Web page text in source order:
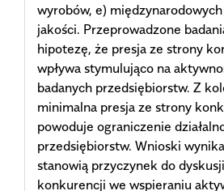
wyrobów, e)
jakości. Przeprowadzone
hipotezę, że presja ze strony
wpływa stymulująco na
badanych przedsiębiorstw. Z
minimalna presja ze strony
powoduje ograniczenie
przedsiębiorstw. Wnioski
stanowią przyczynek do
konkurencji we wspieraniu